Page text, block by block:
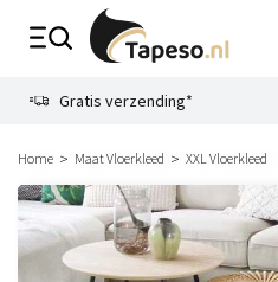
Gratis verzending*
Home Maat Vloerkleed XXL Vloerkleed